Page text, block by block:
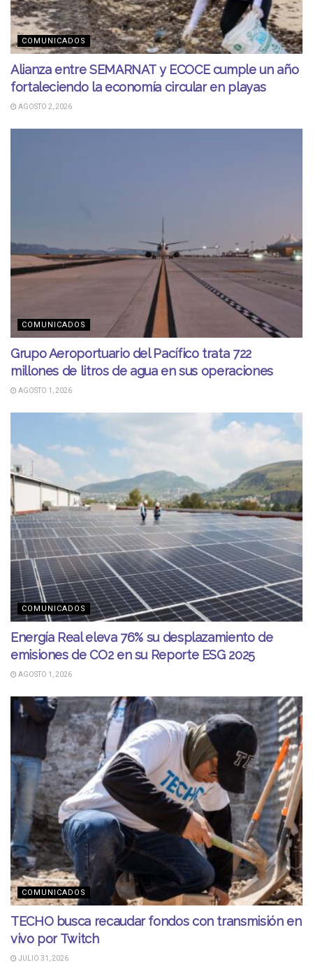
COMUNICADOS
Alianza entre SEMARNAT y ECOCE cumple un año
fortaleciendo la economía circular en playas
AGOSTO 2, 2026
COMUNICADOS
Grupo Aeroportuario del Pacífico trata 722
millones de litros de agua en sus operaciones
AGOSTO 1, 2026
COMUNICADOS
Energía Real eleva 76% su desplazamiento de
emisiones de CO2 en su Reporte ESG 2025
AGOSTO 1, 2026
COMUNICADOS
TECHO busca recaudar fondos con transmisión en
vivo por Twitch
JULIO 31, 2026